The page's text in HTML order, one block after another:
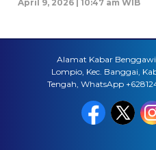
April 9, 2026 | 10:47 am WIB
Alamat Kabar
Lompio, Kec. Banggai,
Tengah, WhatsApp